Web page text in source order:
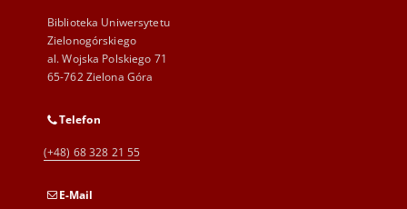
Biblioteka Uniwersytetu
Zielonogórskiego
al. Wojska Polskiego 71
65-762 Zielona Góra
Telefon
(+48) 68 328 21 55
E-Mail